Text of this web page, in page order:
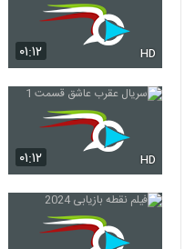
۰۱:۱۲ HD
۰۱:۱۲ HD